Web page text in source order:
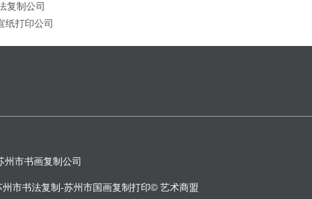
复制公司
纸打印公司
市书画复制公司
市书法复制-苏州市国画复制打印© 艺术商盟